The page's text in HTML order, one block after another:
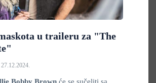
u traileru za "The
27.12.2024.